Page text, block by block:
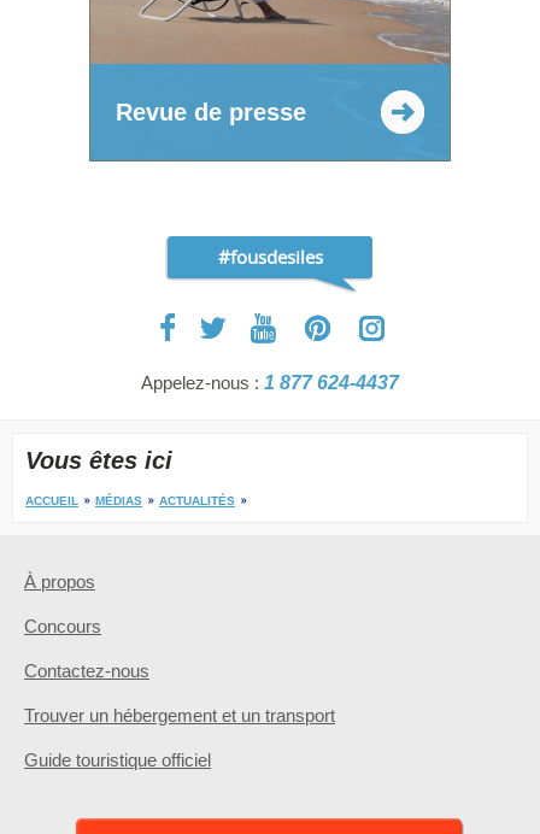
Revue de presse
#fousdesiles
Appelez-nous : 1 877 624-4437
Vous êtes ici
ACCUEIL MÉDIAS ACTUALITÉS
À propos
Concours
Contactez-nous
Trouver un hébergement et un transport
Guide touristique officiel